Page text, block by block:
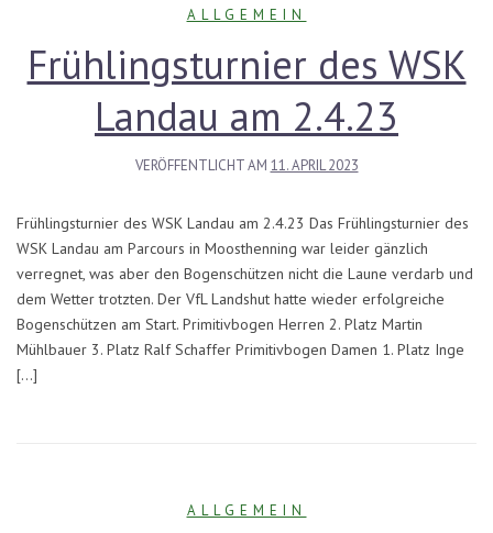
ALLGEMEIN
Frühlingsturnier des WSK
Landau am 2.4.23
VERÖFFENTLICHT AM 11. APRIL 2023
Frühlingsturnier des WSK Landau am 2.4.23 Das Frühlingsturnier des
WSK Landau am Parcours in Moosthenning war leider gänzlich
verregnet, was aber den Bogenschützen nicht die Laune verdarb und
dem Wetter trotzten. Der VfL Landshut hatte wieder erfolgreiche
Bogenschützen am Start. Primitivbogen Herren 2. Platz Martin
Mühlbauer 3. Platz Ralf Schaffer Primitivbogen Damen 1. Platz Inge
[…]
ALLGEMEIN